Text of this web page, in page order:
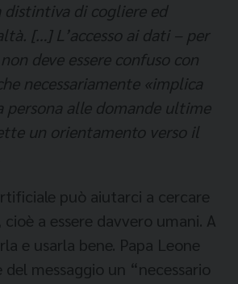
distintiva di cogliere ed
[…] L’accesso ai dati – per
deve essere confuso con
necessariamente «implica
persona alle domande ultime
un orientamento verso il
può aiutarci a cercare
cioè a essere davvero umani. A
e usarla bene. Papa Leone
messaggio un “necessario